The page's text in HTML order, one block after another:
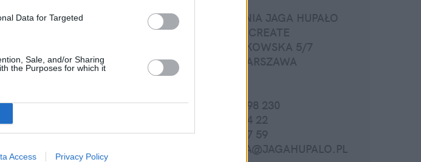
Data for Targeted
Sale, and/or Sharing
the Purposes for which it
Access Privacy Policy
PRACOWNIA JAGA HUPAŁO
BORN TO CREATE
UL. BURAKOWSKA 5/7
01-066 WARSZAWA
+48 607 098 230
+22 817 14 22
+22 636 67 59
RECEPCJA@JAGAHUPALO.PL